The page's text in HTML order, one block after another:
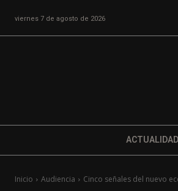
viernes 7 de agosto de 2026
ACTUALIDAD
Inicio Audiencia Cinco señales del nuevo